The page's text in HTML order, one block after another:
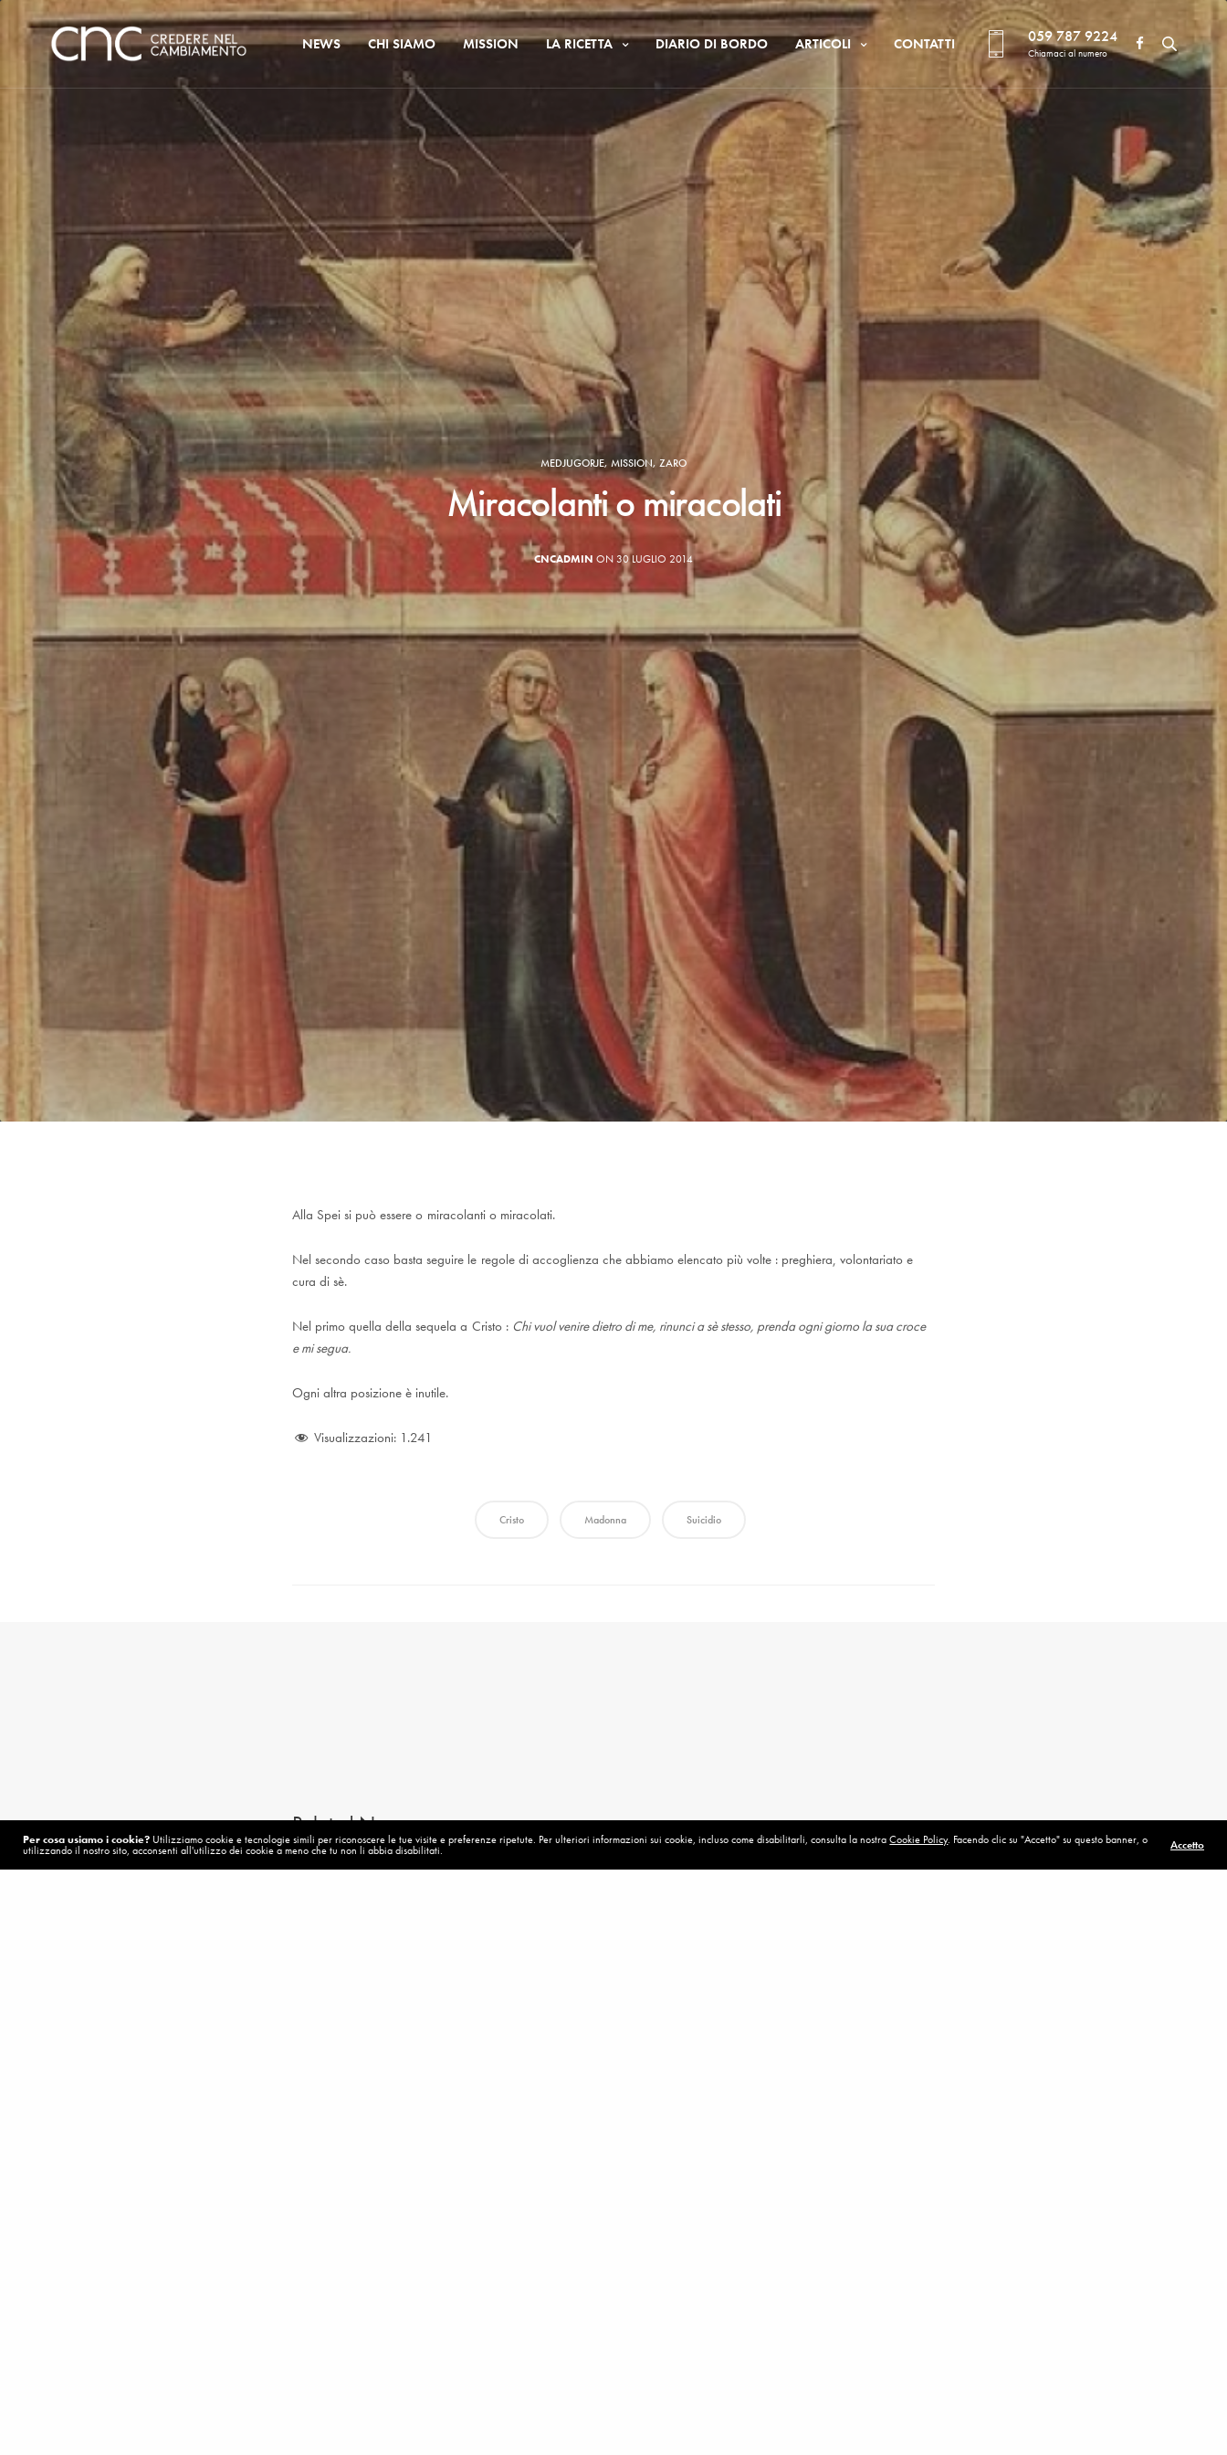
NEWS CHI SIAMO MISSION LA RICETTA DIARIO DI BORDO ARTICOLI CONTATTI 059 787 9224
Chiamaci al numero
MEDJUGORJE, MISSION, ZARO
Miracolanti o miracolati
CNCADMIN ON 30 LUGLIO 2014
Alla Spei si può essere o miracolanti o miracolati.
Nel secondo caso basta seguire le regole di accoglienza che abbiamo elencato più volte : preghiera, volontariato e
cura di sè.
Nel primo quella della sequela a Cristo : Chi vuol venire dietro di me, rinunci a sè stesso, prenda ogni giorno la sua croce
e mi segua.
Ogni altra posizione è inutile.
Visualizzazioni: 1.241
Cristo Madonna Suicidio
Related News
MESSAGGI SPEI – 2018,VOLONTARIATO
Per cosa usiamo i cookie? Utilizziamo cookie e tecnologie simili per riconoscere le tue visite e preferenze ripetute. Per ulteriori informazioni sui cookie, incluso come disabilitarli, consulta la nostraCookie Policy. Facendo clic su "Accetto" su questo banner, o
utilizzando il nostro sito, acconsenti all'utilizzo dei cookie a meno che tu non li abbia disabilitati. Accetto